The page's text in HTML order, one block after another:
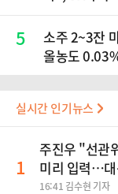
5
소주 2~3잔
올농도
실시간 인기뉴스
1
주진우 "선관
미리 입력…대
16:41 김수현 기자